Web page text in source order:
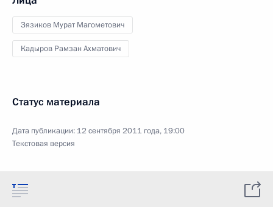
Зязиков Мурат Магометович
Кадыров Рамзан Ахматович
Статус материала
Дата публикации: 12 сентября 2011 года, 19:00
Текстовая версия